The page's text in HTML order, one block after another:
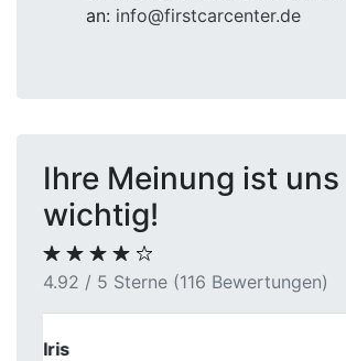
an: info@firstcarcenter.de
Ihre Meinung ist uns
wichtig!
4.92 / 5 Sterne (116 Bewertungen)
Uwe S.